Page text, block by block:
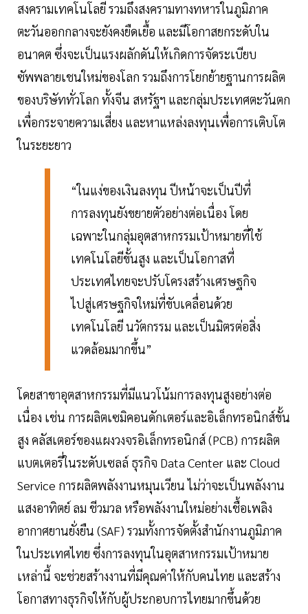
สงครามเทคโนโลยี รวมถึงสงครามทางทหารในภูมิภาค
ตะวันออกกลางจะยังคงยืดเยื้อ และมีโอกาสยกระดับใน
อนาคต ซึ่งจะเป็นแรงผลักดันให้เกิดการจัดระเบียบ
ซัพพลายเชนใหม่ของโลก รวมถึงการโยกย้ายฐานการผลิต
ของบริษัททั่วโลก ทั้งจีน สหรัฐฯ และกลุ่มประเทศตะวันตก
เพื่อกระจายความเสี่ยง และหาแหล่งลงทุนเพื่อการเติบโต
ในระยะยาว
“ในแง่ของเงินลงทุน ปีหน้าจะเป็นปีที่
การลงทุนยังขยายตัวอย่างต่อเนื่อง โดย
เฉพาะในกลุ่มอุตสาหกรรมเป้าหมายที่ใช้
เทคโนโลยีขั้นสูง และเป็นโอกาสที่
ประเทศไทยจะปรับโครงสร้างเศรษฐกิจ
ไปสู่เศรษฐกิจใหม่ที่ขับเคลื่อนด้วย
เทคโนโลยี นวัตกรรม และเป็นมิตรต่อสิ่ง
แวดล้อมมากขึ้น”
โดยสาขาอุตสาหกรรมที่มีแนวโน้มการลงทุนสูงอย่างต่อ
เนื่อง เช่น การผลิตเซมิคอนดักเตอร์และอิเล็กทรอนิกส์ขั้น
สูง คลัสเตอร์ของแผงวงจรอิเล็กทรอนิกส์ (PCB) การผลิต
แบตเตอรี่ในระดับเซลล์ ธุรกิจ Data Center และ Cloud
Service การผลิตพลังงานหมุนเวียน ไม่ว่าจะเป็นพลังงาน
แสงอาทิตย์ ลม ชีวมวล หรือพลังงานใหม่อย่างเชื้อเพลิง
อากาศยานยั่งยืน (SAF) รวมทั้งการจัดตั้งสำนักงานภูมิภาค
ในประเทศไทย ซึ่งการลงทุนในอุตสาหกรรมเป้าหมาย
เหล่านี้ จะช่วยสร้างงานที่มีคุณค่าให้กับคนไทย และสร้าง
โอกาสทางธุรกิจให้กับผู้ประกอบการไทยมากขึ้นด้วย